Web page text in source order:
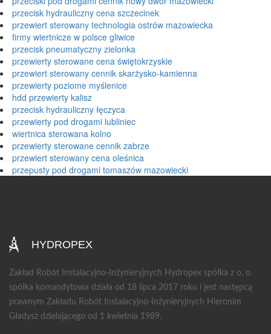
przecisk hydrauliczny cena szczecinek
przewiert sterowany technologia ostrów mazowiecka
firmy wiertnicze w polsce gliwice
przecisk pneumatyczny zielonka
przewierty sterowane cena świętokrzyskie
przewiert sterowany cennik skarżysko-kamienna
przewierty poziome myślenice
hdd przewierty kalisz
przecisk hydrauliczny łęczyca
przewierty pod drogami lubliniec
wiertnica sterowana kolno
przewierty sterowane cennik zabrze
przewiert sterowany cena oleśnica
przepusty pod drogami tomaszów mazowiecki
HYDROPEX
Zakład Robót Instalacyjno-Inżynieryjnych Hydropex spółka z o. o.
spółka komandytowa działa od 18 lipca 2017 roku i jest następcą
prawnym Zakładu Robót Instalacyjno-Inżynieryjnych Hieronim
Gładysz działającego od 1 kwietnia 1989.